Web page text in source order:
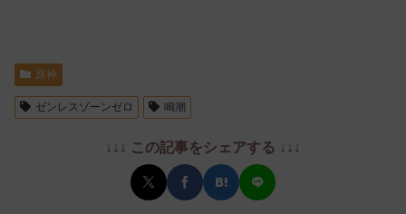
原神
ゼンレスゾーンゼロ 鳴潮
↓↓↓ この記事をシェアする ↓↓↓